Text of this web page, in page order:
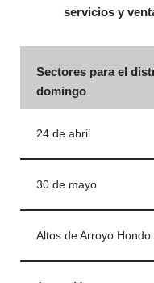
servicios y
Sectores para el
domingo
24 de abril
30 de mayo
Altos de Arroyo Hondo